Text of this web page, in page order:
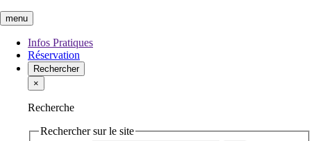
menu
Infos Pratiques
Réservation
Rechercher
×
Recherche
Rechercher sur le site